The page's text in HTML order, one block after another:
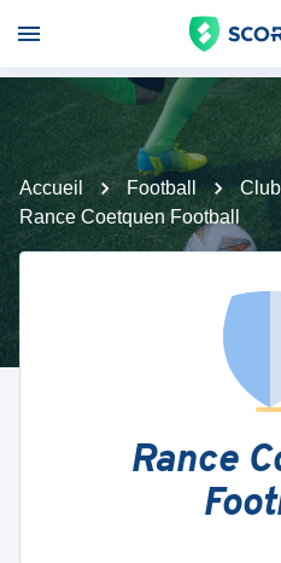
Accueil Football
Rance Coetquen Football
Rance